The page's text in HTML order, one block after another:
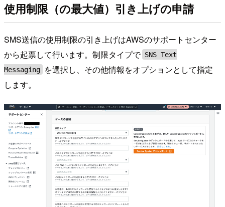
使用制限（の最大値）引き上げの申請
SMS送信の使用制限の引き上げはAWSのサポートセンター
から起票して行います。制限タイプで SNS Text
Messaging
を選択し、その他情報をオプションとして指定
します。